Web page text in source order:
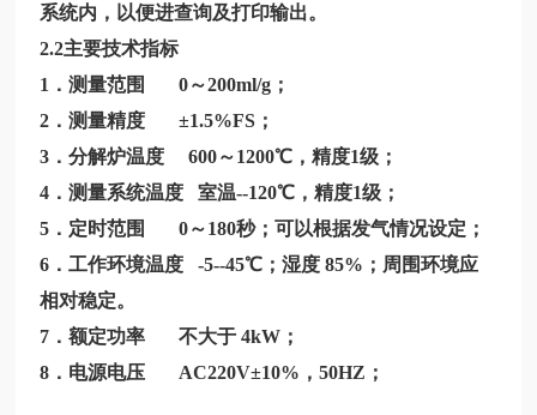
系统内，以便进查询及打印输出。
2.2主要技术指标
1．测量范围 0～200ml/g；
2．测量精度 ±1.5%FS；
3．分解炉温度 600～1200℃，精度1级；
4．测量系统温度 室温--120℃，精度1级；
5．定时范围 0～180秒；可以根据发气情况设定；
6．工作环境温度 -5--45℃；湿度 85%；周围环境应
相对稳定。
7．额定功率 不大于 4kW；
8．电源电压 AC220V±10%，50HZ；